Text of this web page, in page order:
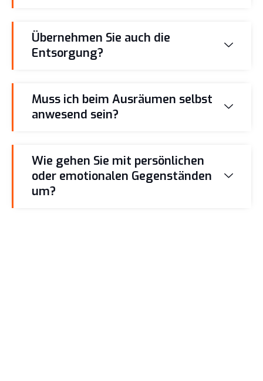
Übernehmen Sie auch die
Entsorgung?
Muss ich beim Ausräumen selbst
anwesend sein?
Wie gehen Sie mit persönlichen
oder emotionalen Gegenständen
um?